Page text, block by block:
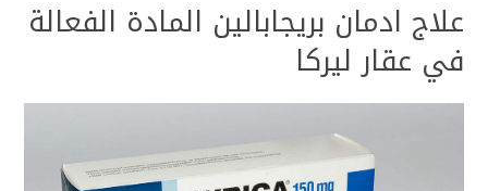
علاج ادمان بريجابالين المادة الفعالة
في عقار ليركا